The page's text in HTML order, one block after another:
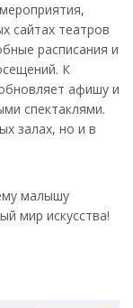
сайтах театров
расписания и
К
афишу и
спектаклями.
залах, но и в
малышу
мир искусства!